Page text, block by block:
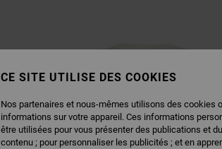
CE SITE UTILISE DES COOKIES
Nos partenaires et nous-mêmes utilisons des cookies
informations sur votre appareil. Ces informations
être utilisées pour vous présenter des publications et
contenu ; pour personnaliser les publicités ; et en